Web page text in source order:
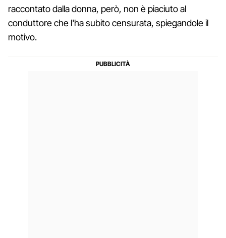
raccontato dalla donna, però, non è piaciuto al
conduttore che l'ha subito censurata, spiegandole il
motivo.